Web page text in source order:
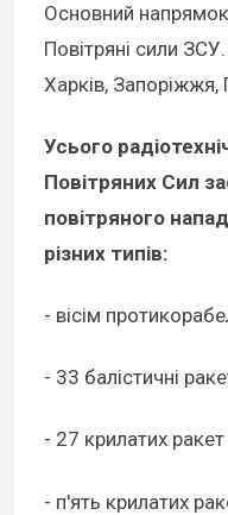
Основний
Повітряні сили
Харків, Запоріжжя,
Усього
Повітряних Сил
повітряного
різних типів:
- вісім
- 33 балістичні
- 27 крилатих
- п'ять крилатих